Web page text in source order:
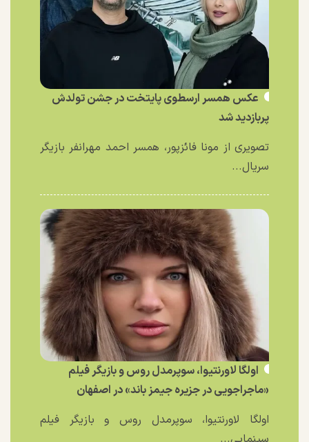
عکس همسر ارسطوی پایتخت در جشن تولدش
پربازدید شد
تصویری از مونا فائزپور، همسر احمد مهرانفر بازیگر
سریال...
اولگا لاورنتیوا، سوپرمدل روس و بازیگر فیلم
«ماجراجویی در جزیره جیمز باند» در اصفهان
اولگا لاورنتیوا، سوپرمدل روس و بازیگر فیلم